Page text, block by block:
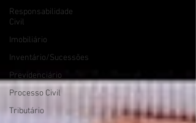
Responsabilidade
Civil
Imobiliário
Inventário/Sucessões
Previdenciário
Processo Civil
Tributário